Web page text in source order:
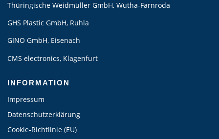
Thüringische Weidmüller GmbH, Wutha-Farnroda
GHS Plastic GmbH, Ruhla
GINO GmbH, Eisenach
CMS electronics, Klagenfurt
INFORMATION
Impressum
Datenschutzerklärung
Cookie-Richtlinie (EU)